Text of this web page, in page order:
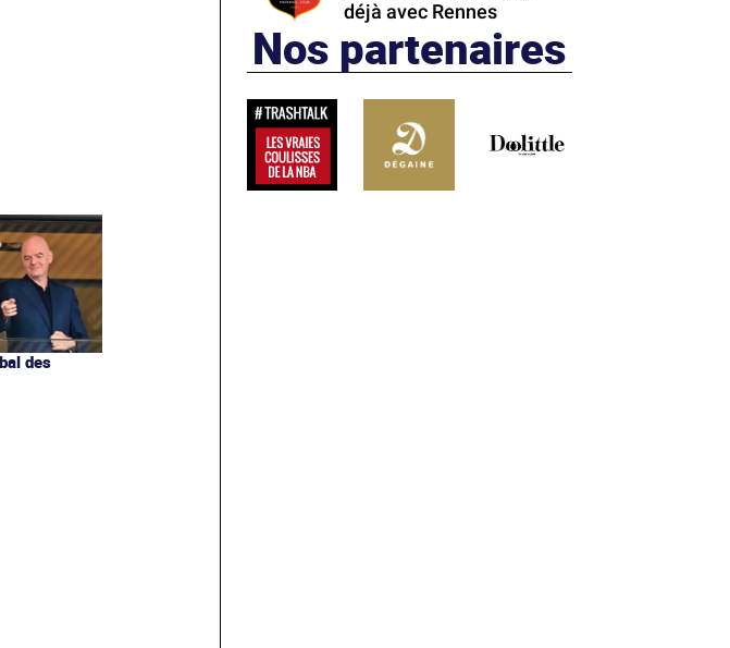
des
déjà avec Rennes
Nos partenaires